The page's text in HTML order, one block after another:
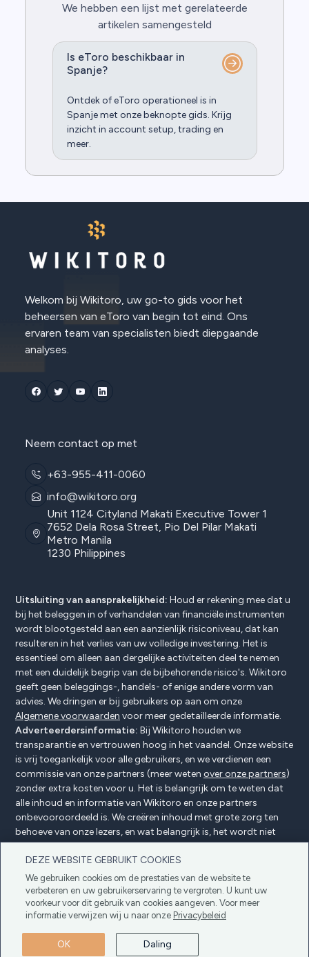
We hebben een lijst met gerelateerde
artikelen samengesteld
Is eToro beschikbaar in
Spanje?
Ontdek of eToro operationeel is in
Spanje met onze beknopte gids. Krijg
inzicht in account setup, trading en
meer.
DEZE WEBSITE GEBRUIKT COOKIES
We gebruiken cookies om de prestaties van de website te
verbeteren en uw gebruikerservaring te vergroten. U kunt uw
voorkeur voor dit gebruik van cookies aangeven. Voor meer
informatie verwijzen wij u naar onze Privacybeleid
OK Daling
Welkom bij Wikitoro, uw go-to gids voor het
beheersen van eToro van begin tot eind. Ons
ervaren team van specialisten biedt diepgaande
analyses.
Neem contact op met
+63-955-411-0060
info@wikitoro.org
Unit 1124 Cityland Makati Executive Tower 1
7652 Dela Rosa Street, Pio Del Pilar Makati
Metro Manila
1230 Philippines
Uitsluiting van aansprakelijkheid: Houd er rekening mee dat u
bij het beleggen in of verhandelen van financiële instrumenten
wordt blootgesteld aan een aanzienlijk risiconiveau, dat kan
resulteren in het verlies van uw volledige investering. Het is
essentieel om alleen aan dergelijke activiteiten deel te nemen
met een duidelijk begrip van de bijbehorende risico's. Wikitoro
geeft geen beleggings-, handels- of enige andere vorm van
advies. We dringen er bij gebruikers op aan om onze
Algemene voorwaarden voor meer gedetailleerde informatie.
Adverteerdersinformatie: Bij Wikitoro houden we
transparantie en vertrouwen hoog in het vaandel. Onze website
is vrij toegankelijk voor alle gebruikers, en we verdienen een
commissie van onze partners (meer weten over onze partners)
zonder extra kosten voor u. Het is belangrijk om te weten dat
alle inhoud en informatie van Wikitoro en onze partners
onbevooroordeeld is. We creëren inhoud met grote zorg ten
behoeve van onze lezers, en wat belangrijk is, het wordt niet
beïnvloed door enige compensatieovereenkomsten met onze
partners.
Copyright © 2025 Wikitoro Alle rechten
Adverteerders OpenbaarmakingPrivacybeleid